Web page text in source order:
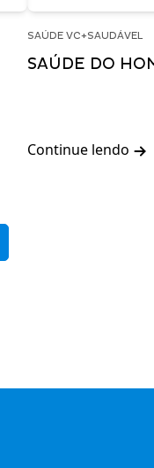
SAÚDE VC+SAUDÁVEL
SAÚDE DO
Continue lendo